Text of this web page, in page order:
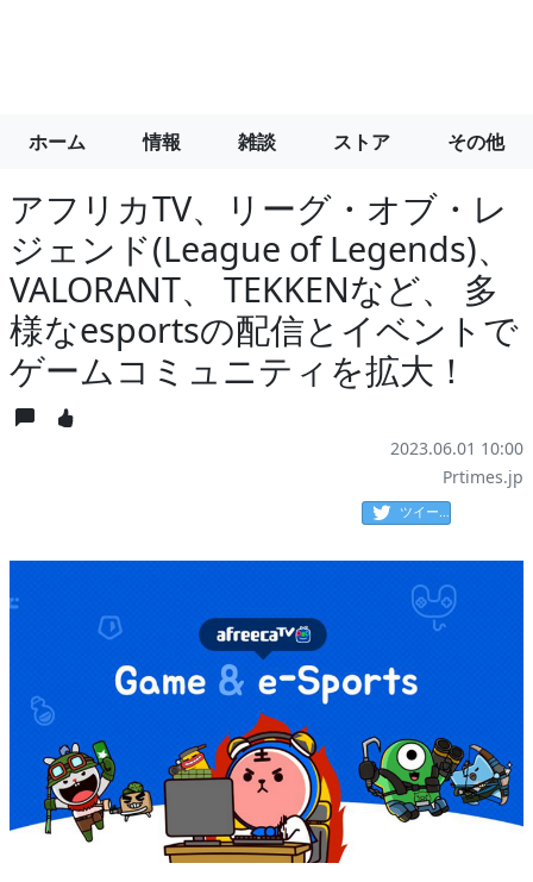
ホーム 情報 雑談 ストア その他
アフリカTV、リーグ・オブ・レ
ジェンド(League of Legends)、
VALORANT、 TEKKENなど、 多
様なesportsの配信とイベントで
ゲームコミュニティを拡大！
2023.06.01 10:00
Prtimes.jp
ツイート